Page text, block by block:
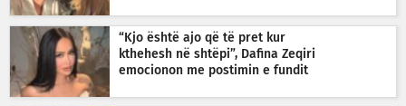
“Kjo është ajo që të pret kur
kthehesh në shtëpi”, Dafina Zeqiri
emocionon me postimin e fundit